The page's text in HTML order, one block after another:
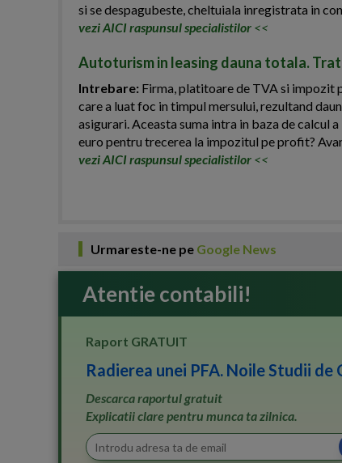
si se despagubeste, cheltuiala inregistrata in
vezi AICI raspunsul specialistilor <<
Autoturism in leasing dauna totala.
Intrebare: Firma, platitoare de TVA si impozit
care a luat foc in timpul mersului, rezultand
asigurari. Aceasta suma intra in baza de
euro pentru trecerea la impozitul pe profit?
vezi AICI raspunsul specialistilor <<
Urmareste-ne pe Google News
Atentie contabili!
Raport GRATUIT
Radierea unei PFA. Noile Studii
Descarca raportul gratuit
Explicatii clare pentru munca ta zilnica.